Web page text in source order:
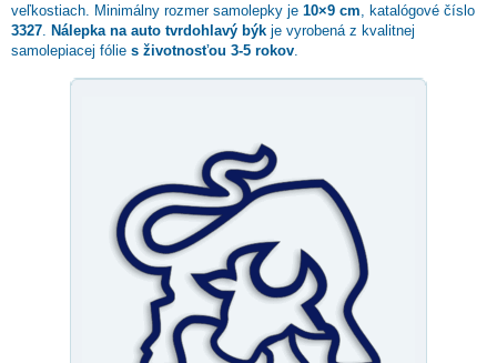
veľkostiach. Minimálny rozmer samolepky je 10×9 cm , katalógové číslo
3327
Nálepka na auto tvrdohlavý býk je vyrobená z kvalitnej
samolepiacej fólie s životnosťou 3-5 rokov